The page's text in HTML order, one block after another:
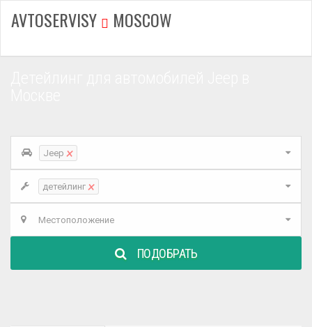
AVTOSERVISY MOSCOW
Jeep ×
детейлинг ×
Местоположение
ПОДОБРАТЬ